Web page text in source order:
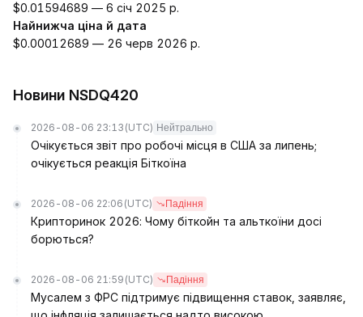
$0.01594689 — 6 січ 2025 р.
Найнижча ціна й дата
$0.00012689 — 26 черв 2026 р.
Новини NSDQ420
2026-08-06 23:13 (UTC) Нейтрально
Очікується звіт про робочі місця в США за липень;
очікується реакція Біткоїна
2026-08-06 22:06 (UTC) Падіння
Крипторинок 2026: Чому біткойн та альткоїни досі
борються?
2026-08-06 21:59 (UTC) Падіння
Мусалем з ФРС підтримує підвищення ставок, заявляє,